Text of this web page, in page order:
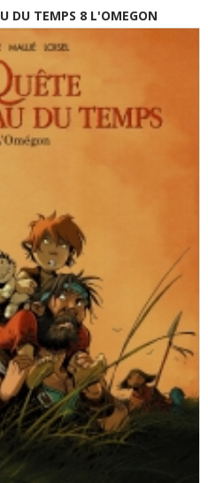
DU TEMPS 8 L'OMEGON